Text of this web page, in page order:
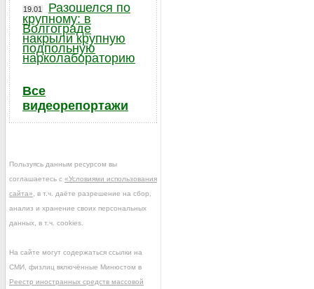
19.01
Разошелся по
крупному: в
Волгограде
накрыли крупную
подпольную
нарколабораторию
Все
видеорепортажи
Пользуясь данным ресурсом вы
соглашаетесь с «Условиями использования
сайта» , в т.ч. даёте разрешение на сбор,
анализ и хранение своих персональных
данных, в т.ч. cookies.
На сайте могут содержаться ссылки на
СМИ, физлиц включённые Минюстом в
Реестр иностранных средств массовой